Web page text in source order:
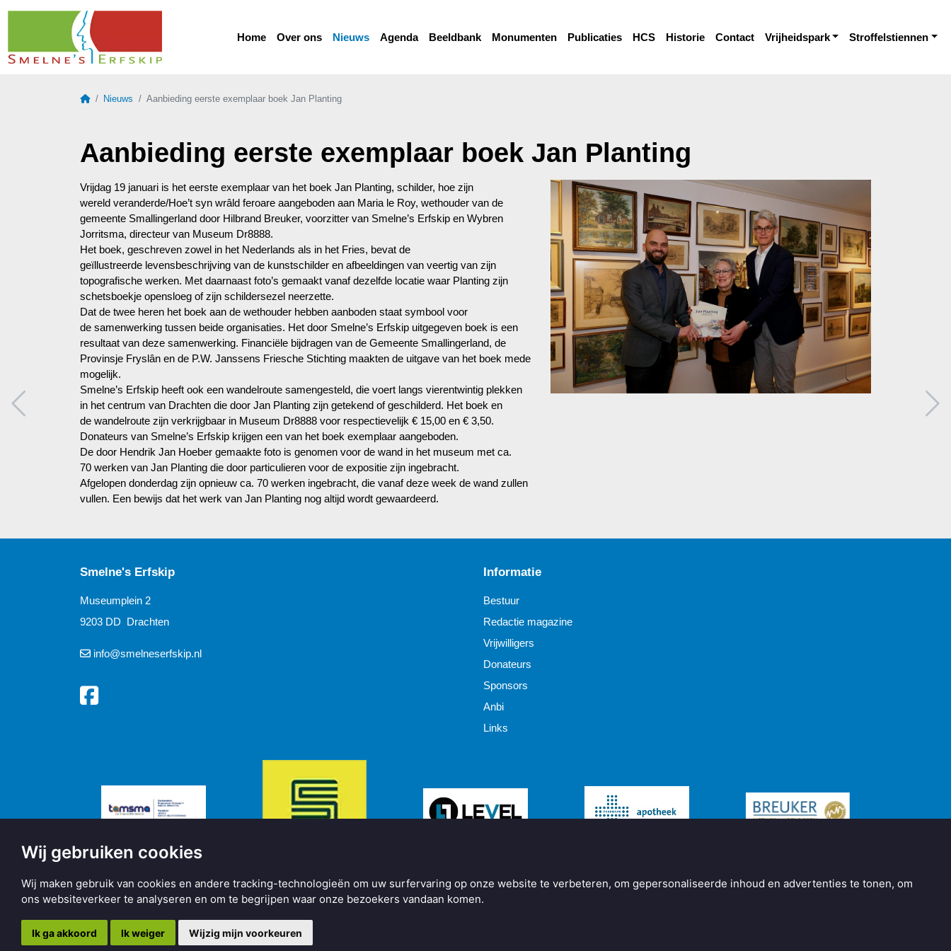
Wij gebruiken cookies
Wij maken gebruik van cookies en andere tracking-technologieën om uw surfervaring op onze website te verbeteren, om gepersonaliseerde inhoud en advertenties te tonen, om
ons websiteverkeer te analyseren en om te begrijpen waar onze bezoekers vandaan komen.
Ik ga akkoord Ik weiger Wijzig mijn voorkeuren
Home Over ons Nieuws Agenda Beeldbank Monumenten Publicaties HCS Historie Contact Vrijheidspark Stroffelstiennen
HomeNieuws Aanbieding eerste exemplaar boek Jan Planting
Aanbieding eerste exemplaar boek Jan Planting
Vrijdag 19 januari is het eerste exemplaar van het boek Jan Planting, schilder, hoe zijn
wereld veranderde/Hoe’t syn wrâld feroare aangeboden aan Maria le Roy, wethouder van de
gemeente Smallingerland door Hilbrand Breuker, voorzitter van Smelne’s Erfskip en Wybren
Jorritsma, directeur van Museum Dr8888.
Het boek, geschreven zowel in het Nederlands als in het Fries, bevat de
geïllustreerde levensbeschrijving van de kunstschilder en afbeeldingen van veertig van zijn
topografische werken. Met daarnaast foto’s gemaakt vanaf dezelfde locatie waar Planting zijn
schetsboekje opensloeg of zijn schildersezel neerzette.
Dat de twee heren het boek aan de wethouder hebben aanboden staat symbool voor
de samenwerking tussen beide organisaties. Het door Smelne’s Erfskip uitgegeven boek is een
resultaat van deze samenwerking. Financiële bijdragen van de Gemeente Smallingerland, de
Provinsje Fryslân en de P.W. Janssens Friesche Stichting maakten de uitgave van het boek mede
mogelijk.
Smelne’s Erfskip heeft ook een wandelroute samengesteld, die voert langs vierentwintig plekken
in het centrum van Drachten die door Jan Planting zijn getekend of geschilderd. Het boek en
de wandelroute zijn verkrijgbaar in Museum Dr8888 voor respectievelijk € 15,00 en € 3,50.
Donateurs van Smelne’s Erfskip krijgen een van het boek exemplaar aangeboden.
De door Hendrik Jan Hoeber gemaakte foto is genomen voor de wand in het museum met ca.
70 werken van Jan Planting die door particulieren voor de expositie zijn ingebracht.
Afgelopen donderdag zijn opnieuw ca. 70 werken ingebracht, die vanaf deze week de wand zullen
vullen. Een bewijs dat het werk van Jan Planting nog altijd wordt gewaardeerd.
Smelne's Erfskip
Museumplein 2
9203 DD Drachten
info@smelneserfskip.nl
Informatie
Bestuur
Redactie magazine
Vrijwilligers
Donateurs
Sponsors
Anbi
Links
Copyright © 2026 | Made with BO. Be Original | Powered by
Cookie instellingen